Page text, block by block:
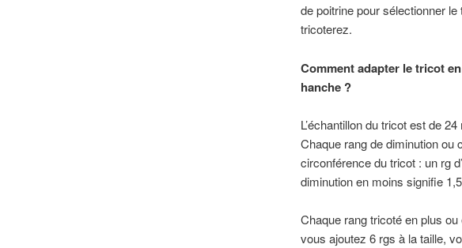
de poitrine pour sélectionner
tricoterez.
Comment adapter le tricot
hanche ?
L’échantillon du tricot est de
Chaque rang de diminution ou
circonférence du tricot : un rg
diminution en moins signifie
Chaque rang tricoté en plus
vous ajoutez 6 rgs à la taille,